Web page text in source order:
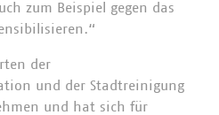
zum Beispiel gegen das
der
und der Stadtreinigung
und hat sich für